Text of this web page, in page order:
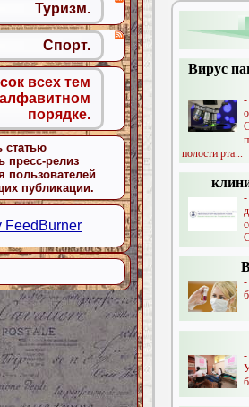
Вирус
полости рта...
-
-
Туризм.
Спорт.
всех тем
порядке.
статью
пресс-релиз
публикации.